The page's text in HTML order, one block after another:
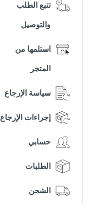
تتبع الطلب
والتوصيل
استلمها من
المتجر
سياسة الإرجاع
إجراءات الإرجاع
حسابي
الطلبات
الشحن